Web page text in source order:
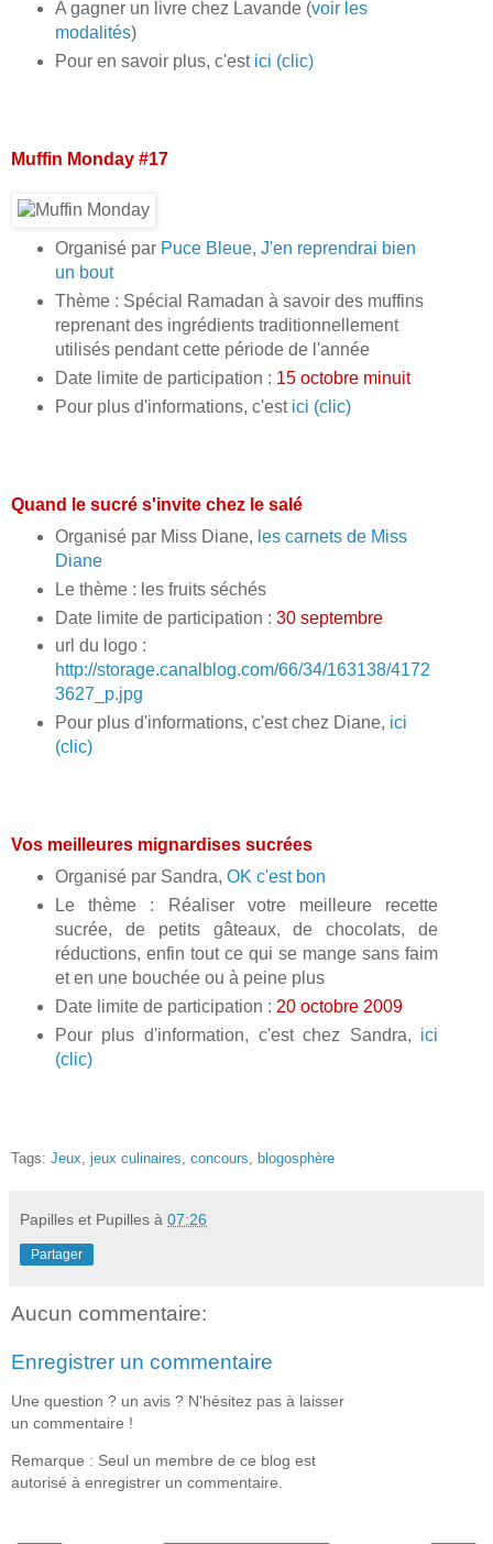
A gagner un livre chez Lavande (voir les
modalités)
Pour en savoir plus, c'est ici (clic)
Muffin Monday #17
Organisé par Puce Bleue, J'en reprendrai bien
un bout
Thème : Spécial Ramadan à savoir des muffins
reprenant des ingrédients traditionnellement
utilisés pendant cette période de l'année
Date limite de participation : 15 octobre minuit
Pour plus d'informations, c'est ici (clic)
Quand le sucré s'invite chez le salé
Organisé par Miss Diane, les carnets de Miss
Diane
Le thème : les fruits séchés
Date limite de participation : 30 septembre
url du logo :
http://storage.canalblog.com/66/34/163138/4172
3627_p.jpg
Pour plus d'informations, c'est chez Diane, ici
(clic)
Vos meilleures mignardises sucrées
Organisé par Sandra, OK c'est bon
Le thème : Réaliser votre meilleure recette
sucrée, de petits gâteaux, de chocolats, de
réductions, enfin tout ce qui se mange sans faim
et en une bouchée ou à peine plus
Date limite de participation : 20 octobre 2009
Pour plus d'information, c'est chez Sandra, ici
(clic)
Tags: Jeux jeux culinaires concours blogosphère
Papilles et Pupilles à 07:26
Partager
Aucun commentaire:
Enregistrer un commentaire
Une question ? un avis ? N'hésitez pas à laisser
un commentaire !
Remarque : Seul un membre de ce blog est
autorisé à enregistrer un commentaire.